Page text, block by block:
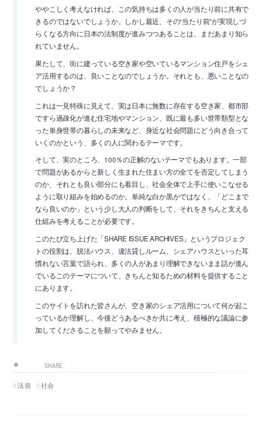
ややこしく考えなければ、この気持ちは多くの人が当たり前に共有で
きるのではないでしょうか。しかし最近、その“当たり前”が実現しづ
らくなる方向に日本の法制度が進みつつあることは、まだあまり知ら
れていません。
果たして、街に建っている空き家や空いているマンション住戸をシェ
ア活用するのは、良いことなのでしょうか。それとも、悪いことなの
でしょうか？
これは一見特殊に見えて、実は日本に無数に存在する空き家、都市部
ですら過疎化が進む住宅地やマンション、既に最も多い世帯類型とな
った単身世帯の暮らしの未来など、身近な社会問題にどう向き合って
いくのかという、多くの人に関わるテーマです。
そして、実のところ、100％の正解のないテーマでもあります。一部
で問題があるからと新しく生まれた住まい方の全てを否定してしまう
のか、それとも良い部分にも着目し、社会全体で上手に使いこなせる
ように取り組みを始めるのか。単純な白か黒かではなく、「どこまで
なら良いのか」という少し大人の判断をして、それをきちんと支える
仕組みを考えることが必要です。
このたび立ち上げた「SHARE ISSUE ARCHIVES」というプロジェク
トの役割は、脱法ハウス、違法貸しルーム、シェアハウスといった耳
慣れない言葉で語られ、多くの人があまり理解できないまま話が進ん
でいるこのテーマについて、きちんと知るための材料を提供すること
にあります。
このサイトを訪れた皆さんが、空き家のシェア活用について何が起こ
っているか理解し、今後どうあるべきか共に考え、積極的な議論に参
加してくださることを願ってやみません。
SHARE
法規 社会